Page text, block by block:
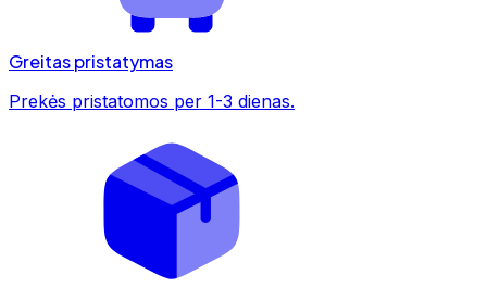
Greitas pristatymas
Prekės pristatomos per 1-3 dienas.